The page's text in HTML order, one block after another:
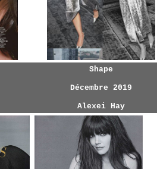
Shape
Décembre 2019
Alexei Hay